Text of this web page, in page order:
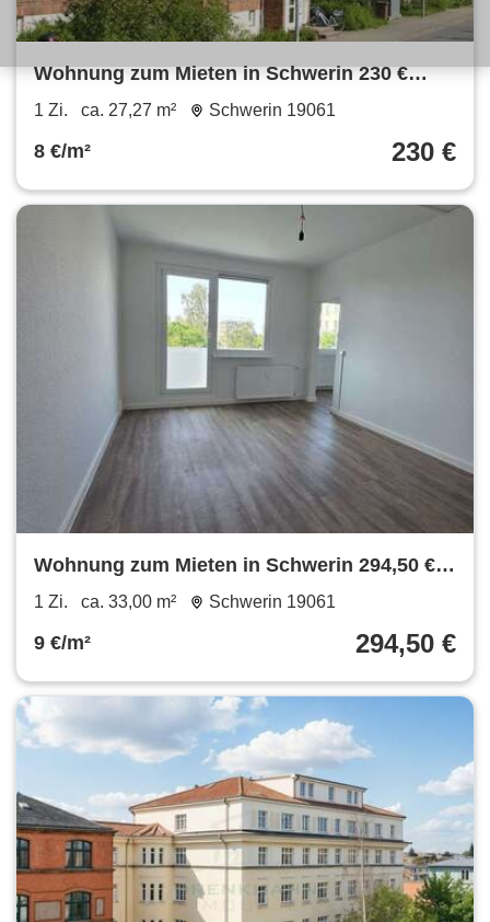
Wohnung zum Mieten in Schwerin 230 €
27.27 m²
1 Zi. ca. 27,27 m² Schwerin 19061
8 €/m² 230 €
Wohnung zum Mieten in Schwerin 294,50 €
33 m²
1 Zi. ca. 33,00 m² Schwerin 19061
9 €/m² 294,50 €